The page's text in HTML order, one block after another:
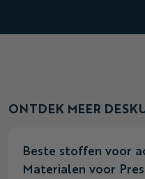
ONTDEK MEER
Beste stoffen voor
Materialen voor